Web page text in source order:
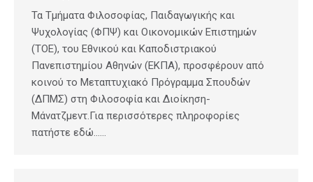
Τα Τμήματα Φιλοσοφίας, Παιδαγωγικής και
Ψυχολογίας (ΦΠΨ) και Οικονομικών Επιστημών
(ΤΟΕ), του Εθνικού και Καποδιστριακού
Πανεπιστημίου Αθηνών (ΕΚΠΑ), προσφέρουν από
κοινού το Μεταπτυχιακό Πρόγραμμα Σπουδών
(ΔΠΜΣ) στη Φιλοσοφία και Διοίκηση-
Μάνατζμεντ.Για περισσότερες πληροφορίες
πατήστε εδώ……